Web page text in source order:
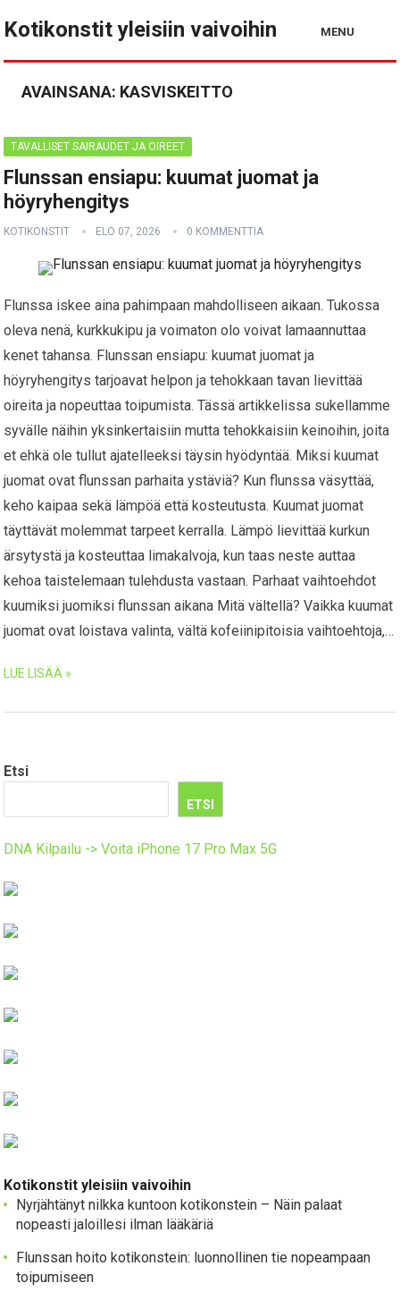
Kotikonstit yleisiin vaivoihin MENU
AVAINSANA: KASVISKEITTO
TAVALLISET SAIRAUDET JA OIREET
Flunssan ensiapu: kuumat juomat ja
höyryhengitys
KOTIKONSTIT ELO 07, 2026 0 KOMMENTTIA
Flunssa iskee aina pahimpaan mahdolliseen aikaan. Tukossa
oleva nenä, kurkkukipu ja voimaton olo voivat lamaannuttaa
kenet tahansa. Flunssan ensiapu: kuumat juomat ja
höyryhengitys tarjoavat helpon ja tehokkaan tavan lievittää
oireita ja nopeuttaa toipumista. Tässä artikkelissa sukellamme
syvälle näihin yksinkertaisiin mutta tehokkaisiin keinoihin, joita
et ehkä ole tullut ajatelleeksi täysin hyödyntää. Miksi kuumat
juomat ovat flunssan parhaita ystäviä? Kun flunssa väsyttää,
keho kaipaa sekä lämpöä että kosteutusta. Kuumat juomat
täyttävät molemmat tarpeet kerralla. Lämpö lievittää kurkun
ärsytystä ja kosteuttaa limakalvoja, kun taas neste auttaa
kehoa taistelemaan tulehdusta vastaan. Parhaat vaihtoehdot
kuumiksi juomiksi flunssan aikana Mitä vältellä? Vaikka kuumat
juomat ovat loistava valinta, vältä kofeiinipitoisia vaihtoehtoja,…
LUE LISÄÄ »
Etsi
ETSI
DNA Kilpailu -> Voita iPhone 17 Pro Max 5G
Kotikonstit yleisiin vaivoihin
Nyrjähtänyt nilkka kuntoon kotikonstein – Näin palaat
nopeasti jaloillesi ilman lääkäriä
Flunssan hoito kotikonstein: luonnollinen tie nopeampaan
toipumiseen